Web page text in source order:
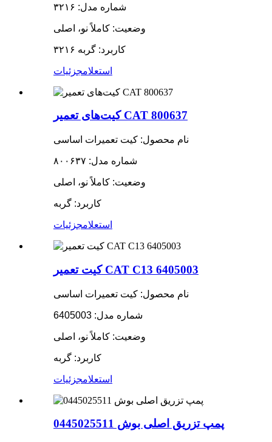
شماره مدل: ۳۲۱۶
وضعیت: کاملاً نو، اصلی
کاربرد: گربه ۳۲۱۶
استعلامجزئیات
کیت‌های تعمیر CAT 800637
نام محصول: کیت تعمیرات اساسی
شماره مدل: ۸۰۰۶۳۷
وضعیت: کاملاً نو، اصلی
کاربرد: گربه
استعلامجزئیات
کیت تعمیر CAT C13 6405003
نام محصول: کیت تعمیرات اساسی
شماره مدل: 6405003
وضعیت: کاملاً نو، اصلی
کاربرد: گربه
استعلامجزئیات
پمپ تزریق اصلی بوش 0445025511